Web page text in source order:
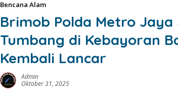
Bencana Alam
Brimob Polda Metro Jaya
Tumbang di Kebayoran
Kembali Lancar
Admin
Oktober 31, 2025